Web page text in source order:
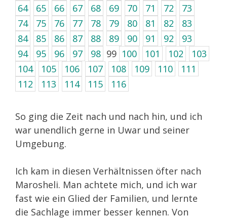
64
65 66 67 68 69 70 71 72
73
74
75 76 77 78 79 80 81 82
83
84
85 86 87 88 89 90 91 92
93
94
95 96 97 98 99 100 101 102
103
104
105 106 107 108 109 110
111
112
113 114 115 116
So ging die Zeit nach und nach hin, und ich
war unendlich gerne in Uwar und seiner
Umgebung.
Ich kam in diesen Verhältnissen öfter nach
Marosheli. Man achtete mich, und ich war
fast wie ein Glied der Familien, und lernte
die Sachlage immer besser kennen. Von